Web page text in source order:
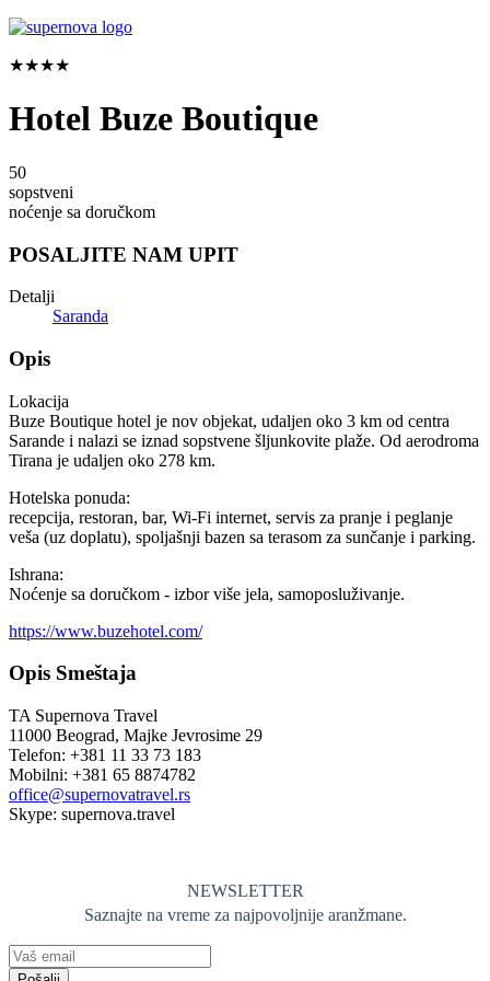
★★★★
Hotel Buze Boutique
50
sopstveni
noćenje sa doručkom
POSALJITE NAM UPIT
Detalji
Saranda
Opis
Lokacija
Buze Boutique hotel je nov objekat, udaljen oko 3 km od centra
Sarande i nalazi se iznad sopstvene šljunkovite plaže. Od aerodroma
Tirana je udaljen oko 278 km.
Hotelska ponuda:
recepcija, restoran, bar, Wi-Fi internet, servis za pranje i peglanje
veša (uz doplatu), spoljašnji bazen sa terasom za sunčanje i parking.
Ishrana:
Noćenje sa doručkom - izbor više jela, samoposluživanje.
https://www.buzehotel.com/
Opis Smeštaja
TA Supernova Travel
11000 Beograd, Majke Jevrosime 29
Telefon: +381 11 33 73 183
Mobilni: +381 65 8874782
office@supernovatravel.rs
Skype: supernova.travel
NEWSLETTER
Saznajte na vreme za najpovoljnije aranžmane.